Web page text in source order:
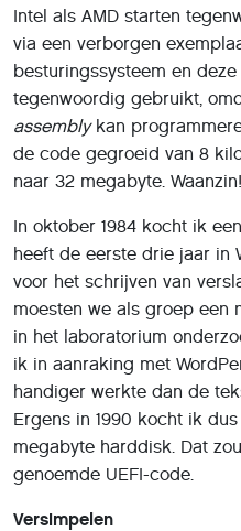
Intel als AMD starten
via een verborgen
besturingssysteem en
tegenwoordig gebruikt,
assemblykan
de code gegroeid van 8
naar 32 megabyte. Waanzin!
In oktober 1984 kocht ik
heeft de eerste drie jaar in
voor het schrijven van
moesten we als groep een
in het laboratorium
ik in aanraking met
handiger werkte dan de
Ergens in 1990 kocht ik
megabyte harddisk. Dat
genoemde UEFI-code.
Versimpelen